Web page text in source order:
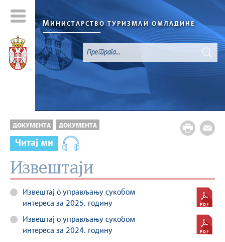
М ИНИСТАРСТВО ТУРИЗМАИ ОМЛАДИНЕ
ДОКУМЕНТА ДОКУМЕНТА
Читај ми
Извештаји
Извештај о управљању сукобом
интереса за 2025. годину
Извештај о управљању сукобом
интереса за 2024. годину